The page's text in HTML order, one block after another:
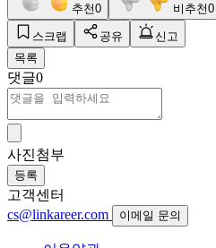
추천0 비추천0
스크랩 공유
신고
목록
댓글0
사진첨부
등록
고객센터
cs@linkareer.com
이메일 문의